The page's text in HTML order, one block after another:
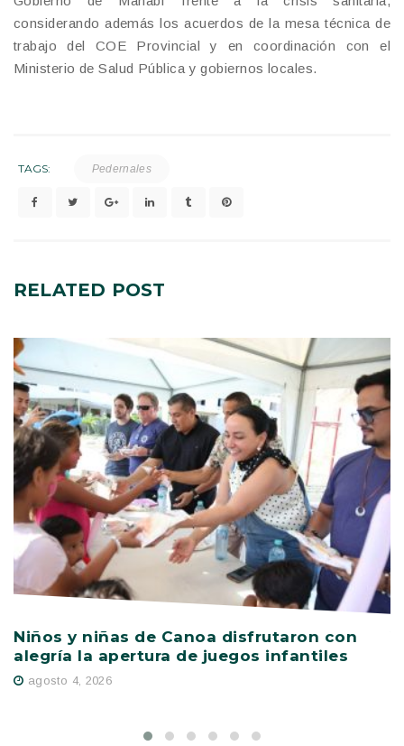
considerando además los acuerdos de la mesa técnica de
trabajo del COE Provincial y en coordinación con el
Ministerio de Salud Pública y gobiernos locales.
TAGS: Pedernales
RELATED POST
Niños y niñas de Canoa disfrutaron con
alegría la apertura de juegos infantiles
agosto 4, 2026